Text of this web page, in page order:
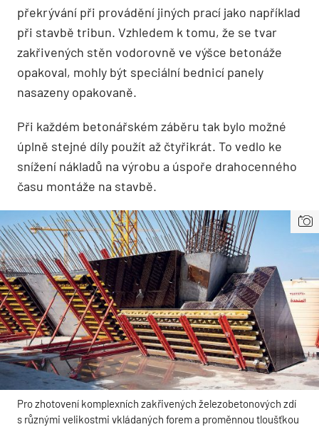
překrývání při provádění jiných prací jako například
při stavbě tribun. Vzhledem k tomu, že se tvar
zakřivených stěn vodorovně ve výšce betonáže
opakoval, mohly být speciální bednicí panely
nasazeny opakovaně.
Při každém betonářském záběru tak bylo možné
úplně stejné díly použít až čtyřikrát. To vedlo ke
snížení nákladů na výrobu a úspoře drahocenného
času montáže na stavbě.
Pro zhotovení komplexních zakřivených železobetonových zdí
s různými velikostmi vkládaných forem a proměnnou tloušťkou